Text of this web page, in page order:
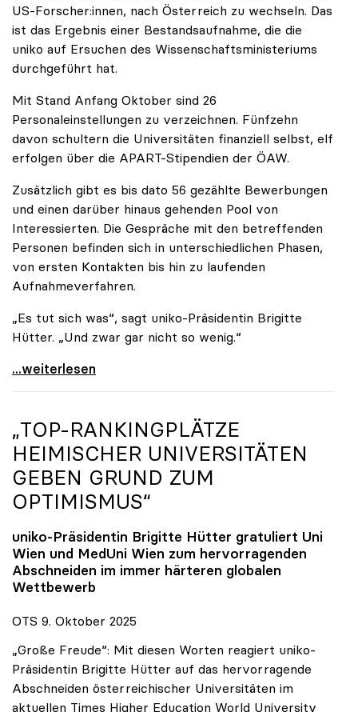
US-Forscher:innen, nach Österreich zu wechseln. Das
ist das Ergebnis einer Bestandsaufnahme, die die
uniko auf Ersuchen des Wissenschaftsministeriums
durchgeführt hat.
Mit Stand Anfang Oktober sind 26
Personaleinstellungen zu verzeichnen. Fünfzehn
davon schultern die Universitäten finanziell selbst, elf
erfolgen über die APART-Stipendien der ÖAW.
Zusätzlich gibt es bis dato 56 gezählte Bewerbungen
und einen darüber hinaus gehenden Pool von
Interessierten. Die Gespräche mit den betreffenden
Personen befinden sich in unterschiedlichen Phasen,
von ersten Kontakten bis hin zu laufenden
Aufnahmeverfahren.
„Es tut sich was“, sagt uniko-Präsidentin Brigitte
Hütter. „Und zwar gar nicht so wenig.“
Reges Interesse von US-Forscher:innen an
...weiterlesen
„TOP-RANKINGPLÄTZE
HEIMISCHER UNIVERSITÄTEN
GEBEN GRUND ZUM
OPTIMISMUS“
uniko-Präsidentin Brigitte Hütter gratuliert Uni
Wien und MedUni Wien zum hervorragenden
Abschneiden im immer härteren globalen
Wettbewerb
OTS 9. Oktober 2025
„Große Freude“: Mit diesen Worten reagiert uniko-
Präsidentin Brigitte Hütter auf das hervorragende
Abschneiden österreichischer Universitäten im
aktuellen Times Higher Education World University